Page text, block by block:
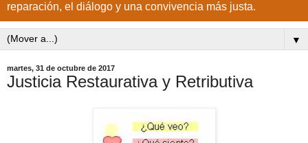
reparación, el diálogo y una convivencia más justa.
▼
martes, 31 de octubre de 2017
Justicia Restaurativa y Retributiva